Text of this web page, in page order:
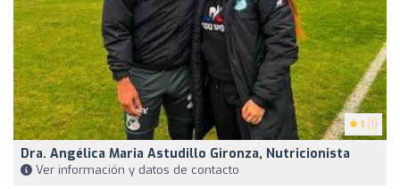
1 (1)
Dra. Angélica Maria Astudillo Gironza, Nutricionista
Ver información y datos de contacto